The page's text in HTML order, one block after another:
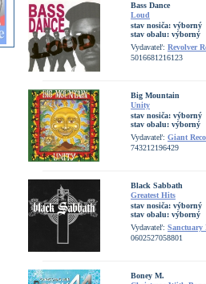
Bass Dance
Loud
stav nosiča: výborný
stav obalu: výborný
Vydavateľ: Revolver
5016681216123
Big Mountain
Unity
stav nosiča: výborný
stav obalu: výborný
Vydavateľ: Giant
743212196429
Black Sabbath
Greatest Hits
stav nosiča: výborný
stav obalu: výborný
Vydavateľ: Sanctuary
0602527058801
Boney M.